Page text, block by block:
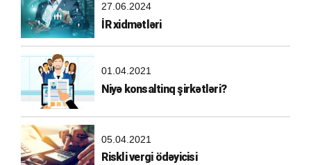
27.06.2024
İR xidmətləri
01.04.2021
Niyə konsaltinq şirkətləri?
05.04.2021
Riskli vergi ödəyicisi